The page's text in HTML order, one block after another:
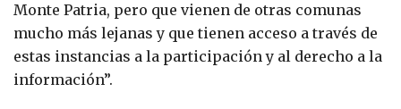
Monte Patria, pero que vienen de otras comunas
mucho más lejanas y que tienen acceso a través de
estas instancias a la participación y al derecho a la
información”.